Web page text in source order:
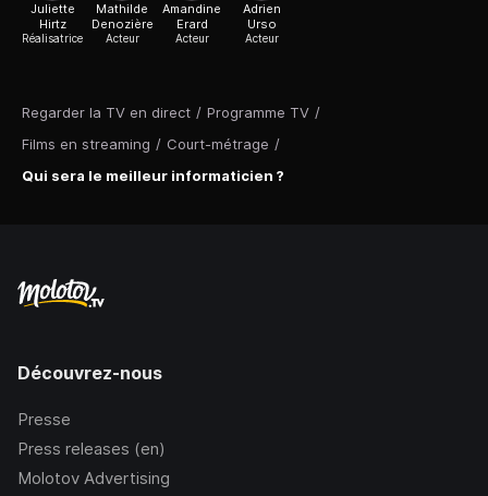
Regarder la TV en direct / Programme TV /
Films en streaming / Court-métrage /
Qui sera le meilleur informaticien ?
Juliette
Hirtz
Réalisatrice
Mathilde
Denozière
Acteur
Amandine
Erard
Acteur
Adrien
Urso
Acteur
Découvrez-nous
Presse
Press releases (en)
Molotov Advertising